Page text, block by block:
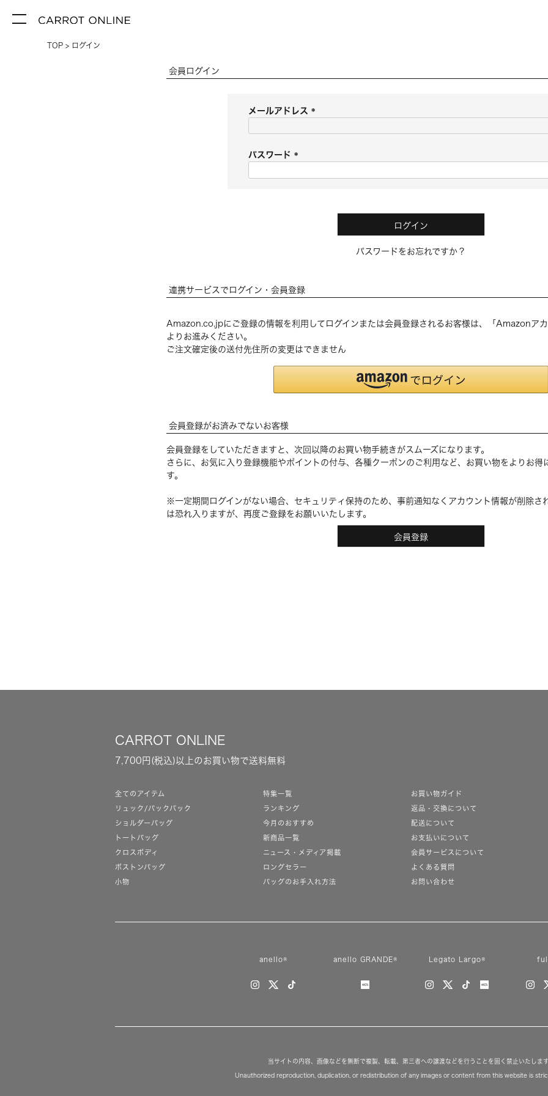
TOP ログイン
会員ログイン
メールアドレス
パスワード
ログイン
パスワードをお忘れですか？
連携サービスでログイン・会員登録
Amazon.co.jpにご登録の情報を利用してログインまたは会員登録されるお客様は、「Amazonア
よりお進みください。
ご注文確定後の送付先住所の変更はできません
会員登録がお済みでないお客様
会員登録をしていただきますと、次回以降のお買い物手続きがスムーズになります。
さらに、お気に入り登録機能やポイントの付与、各種クーポンのご利用など、お買い物をよりお得
す。
※一定期間ログインがない場合、セキュリティ保持のため、事前通知なくアカウント情報が削除さ
は恐れ入りますが、再度ご登録をお願いいたします。
会員登録
CARROT ONLINE
7,700円(税込)以上のお買い物で送料無料
全てのアイテム
リュック/バックパック
ショルダーバッグ
トートバッグ
クロスボディ
ボストンバッグ
小物
特集一覧
ランキング
今月のおすすめ
新商品一覧
ニュース・メディア掲載
ロングセラー
バッグのお手入れ方法
お買い物ガイド
返品・交換について
配送について
お支払いについて
会員サービスについて
よくある質問
お問い合わせ
anello® anello GRANDE® Legato Largo®
当サイトの内容、画像などを無断で複製、転載、第三者への譲渡などを行うことを固く禁止いたします
Unauthorized reproduction, duplication, or redistribution of any images or content from this website is